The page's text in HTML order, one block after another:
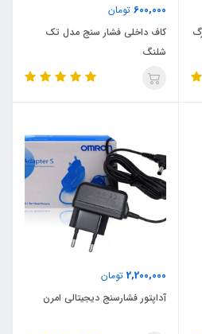
600,000 تومان
کاف داخلی فشار سنج مدل تک
شلنگ
2,200,000 تومان
آداپتور فشارسنج دیجیتالی امرن